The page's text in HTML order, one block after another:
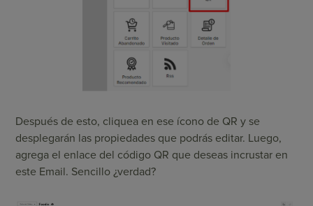
Después de esto, cliquea en ese ícono de QR y se
desplegarán las propiedades que podrás editar. Luego,
agrega el enlace del código QR que deseas incrustar en
este Email. Sencillo ¿verdad?